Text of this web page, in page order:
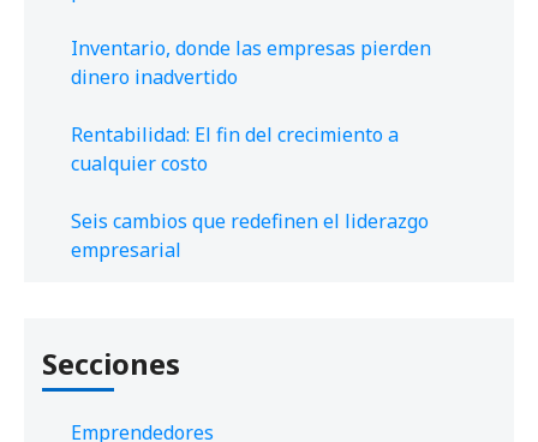
Inventario, donde las empresas pierden
dinero inadvertido
Rentabilidad: El fin del crecimiento a
cualquier costo
Seis cambios que redefinen el liderazgo
empresarial
Secciones
Emprendedores